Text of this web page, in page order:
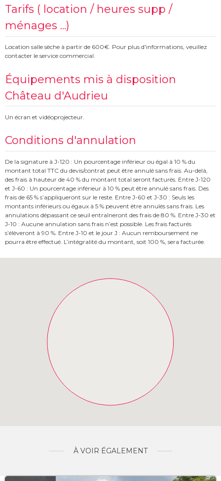
Tarifs ( location / heures supp /
ménages ...)
Location salle sèche à partir de 600€. Pour plus d'informations, veuillez
contacter le service commercial.
Équipements mis à disposition
Château d'Audrieu
Un écran et vidéoprojecteur.
Conditions d'annulation
De la signature à J-120 : Un pourcentage inférieur ou égal à 10 % du
montant total TTC du devis/contrat peut être annulé sans frais. Au-delà,
des frais à hauteur de 40 % du montant total seront facturés. Entre J-120
et J-60 : Un pourcentage inférieur à 10 % peut être annulé sans frais. Des
frais de 65 % s’appliqueront sur le reste. Entre J-60 et J-30 : Seuls les
montants inférieurs ou égaux à 5 % peuvent être annulés sans frais. Les
annulations dépassant ce seuil entraîneront des frais de 80 %. Entre J-30 et
J-10 : Aucune annulation sans frais n’est possible. Les frais facturés
s’élèveront à 90 %. Entre J-10 et le jour J : Aucun remboursement ne
pourra être effectué. L’intégralité du montant, soit 100 %, sera facturée.
À VOIR ÉGALEMENT